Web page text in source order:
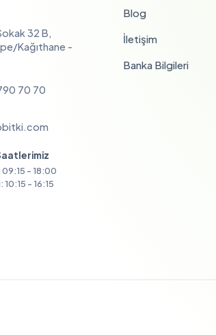
32 B,
Kağıthane -
70 70
- 18:00
- 16:15
Blog
İletişim
Banka Bilgileri